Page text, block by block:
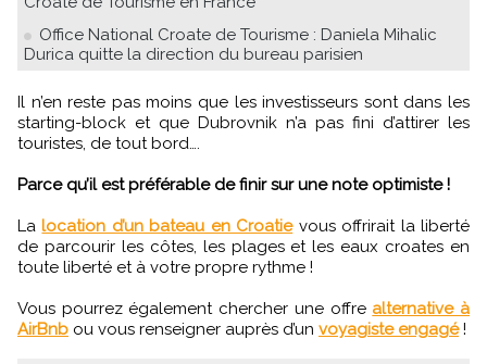
Office National Croate de Tourisme : Daniela Mihalic
Durica quitte la direction du bureau parisien
starting-block et que Dubrovnik n’a pas fini d’attirer les
touristes, de tout bord….
Parce qu’il est préférable de finir sur une note optimiste !
Lalocation d’un bateau en Croatievous offrirait la liberté
de parcourir les côtes, les plages et les eaux croates en
toute liberté et à votre propre rythme !
Vous pourrez également chercher une offre alternative à
AirBnb ou vous renseigner auprès d’un voyagiste engagé!